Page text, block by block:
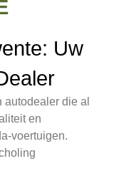
Uw
autodealer die al
en
voertuigen.